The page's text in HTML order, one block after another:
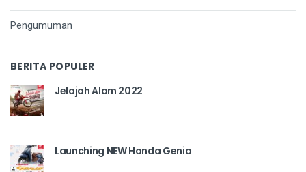
Pengumuman
BERITA POPULER
Jelajah Alam 2022
Launching NEW Honda Genio